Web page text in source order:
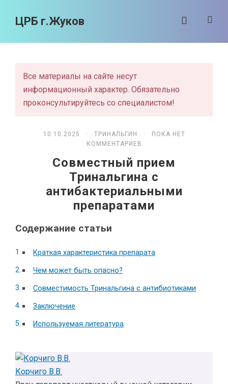
ЦРБ г.Жуков
Все материалы на сайте несут
информационный характер. Обязательно
проконсультируйтесь со специалистом!
10.10.2025 · ТРИНАЛЬГИН
· ПОКА НЕТ
КОММЕНТАРИЕВ
Совместный прием
Тринальгина с
антибактериальными
препаратами
Содержание статьи
Краткая характеристика препарата
Чем может быть опасно?
Совместимость Тринальгина с антибиотиками
Заключение
Используемая литература
Корчиго В.В.